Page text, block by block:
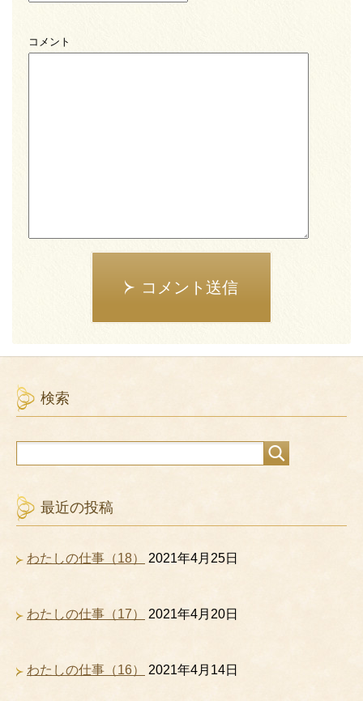
コメント
コメント送信
検索
最近の投稿
わたしの仕事（18） 2021年4月25日
わたしの仕事（17） 2021年4月20日
わたしの仕事（16） 2021年4月14日